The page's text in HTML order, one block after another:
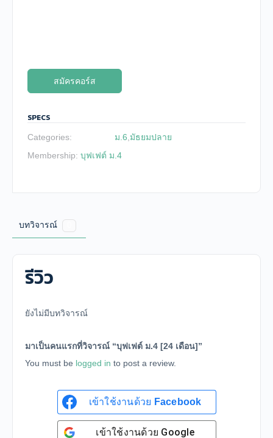
สมัครคอร์ส
SPECS
Categories: ม.6 มัธยมปลาย
Membership: บุฟเฟต์ ม.4
บทวิจารณ์
รีวิว
ยังไม่มีบทวิจารณ์
มาเป็นคนแรกที่วิจารณ์ “บุฟเฟต์ ม.4 [24 เดือน]”
You must be logged in to post a review.
เข้าใช้งานด้วย Facebook
เข้าใช้งานด้วย Google